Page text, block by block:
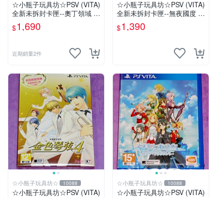
☆小瓶子玩具坊☆PSV (VITA)
全新未拆封卡匣--奧丁領域 里
普特拉西爾 中文版
$1,690
近期銷量2件
☆小瓶子玩具坊☆PSV (VITA)
全新未拆封卡匣--無夜國度 中
文版
$1,390
☆小瓶子玩具坊☆ 10088
☆小瓶子玩具坊☆PSV (VITA)
☆小瓶子玩具坊☆ 10088
☆小瓶子玩具坊☆PSV (VITA)